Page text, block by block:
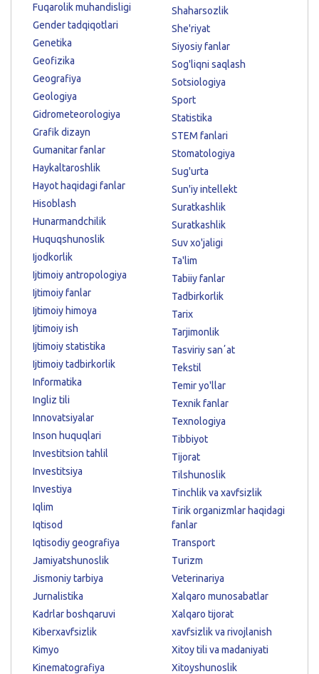
Fuqarolik muhandisligi
Gender tadqiqotlari
Genetika
Geofizika
Geografiya
Geologiya
Gidrometeorologiya
Grafik dizayn
Gumanitar fanlar
Haykaltaroshlik
Hayot haqidagi fanlar
Hisoblash
Hunarmandchilik
Huquqshunoslik
Ijodkorlik
Ijtimoiy antropologiya
Ijtimoiy fanlar
Ijtimoiy himoya
Ijtimoiy ish
Ijtimoiy statistika
Ijtimoiy tadbirkorlik
Informatika
Ingliz tili
Innovatsiyalar
Inson huquqlari
Investitsion tahlil
Investitsiya
Investiya
Iqlim
Iqtisod
Iqtisodiy geografiya
Jamiyatshunoslik
Jismoniy tarbiya
Jurnalistika
Kadrlar boshqaruvi
Kiberxavfsizlik
Kimyo
Kinematografiya
Shaharsozlik
She'riyat
Siyosiy fanlar
Sog'liqni saqlash
Sotsiologiya
Sport
Statistika
STEM fanlari
Stomatologiya
Sug'urta
Sun'iy intellekt
Suratkashlik
Suratkashlik
Suv xo'jaligi
Ta'lim
Tabiiy fanlar
Tadbirkorlik
Tarix
Tarjimonlik
Tasviriy sanʼat
Tekstil
Temir yo'llar
Texnik fanlar
Texnologiya
Tibbiyot
Tijorat
Tilshunoslik
Tinchlik va xavfsizlik
Tirik organizmlar haqidagi
fanlar
Transport
Turizm
Veterinariya
Xalqaro munosabatlar
Xalqaro tijorat
xavfsizlik va rivojlanish
Xitoy tili va madaniyati
Xitoyshunoslik